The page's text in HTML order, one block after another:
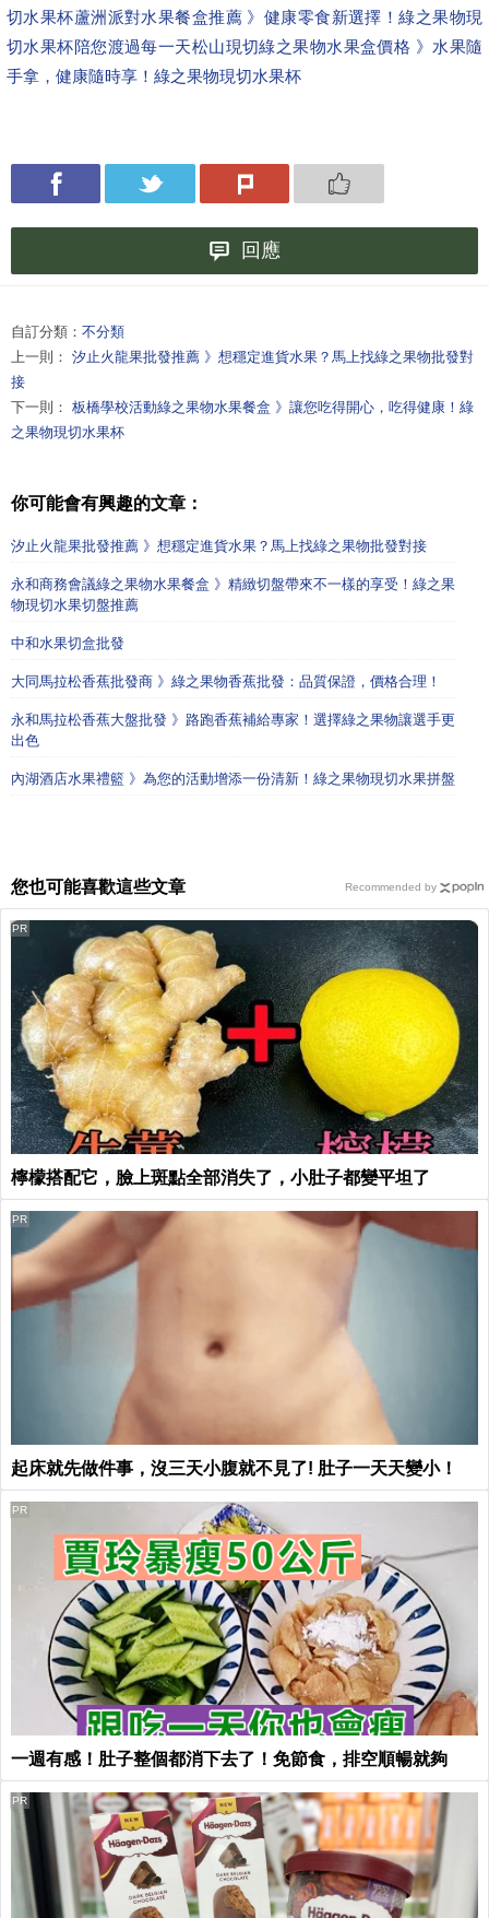
切水果杯蘆洲派對水果餐盒推薦 》健康零食新選擇！綠之果物現
切水果杯陪您渡過每一天松山現切綠之果物水果盒價格 》水果隨
手拿，健康隨時享！綠之果物現切水果杯
回應
自訂分類： 不分類
上一則： 汐止火龍果批發推薦 》想穩定進貨水果？馬上找綠之果物批發對
接
下一則： 板橋學校活動綠之果物水果餐盒 》讓您吃得開心，吃得健康！綠
之果物現切水果杯
你可能會有興趣的文章：
汐止火龍果批發推薦 》想穩定進貨水果？馬上找綠之果物批發對接
永和商務會議綠之果物水果餐盒 》精緻切盤帶來不一樣的享受！綠之果
物現切水果切盤推薦
中和水果切盒批發
大同馬拉松香蕉批發商 》綠之果物香蕉批發：品質保證，價格合理！
永和馬拉松香蕉大盤批發 》路跑香蕉補給專家！選擇綠之果物讓選手更
出色
內湖酒店水果禮籃 》為您的活動增添一份清新！綠之果物現切水果拼盤
您也可能喜歡這些文章
檸檬搭配它，臉上斑點全部消失了，小肚子都變平坦了
PR
起床就先做件事，沒三天小腹就不見了! 肚子一天天變小！
PR
一週有感！肚子整個都消下去了！免節食，排空順暢就夠
PR
PR
Recommended by